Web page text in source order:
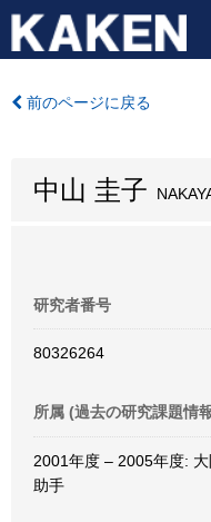
前のページに戻る
中山 圭子
研究者番号
80326264
所属 (過去の研究課題情
2001年度 – 2005年度:
助手